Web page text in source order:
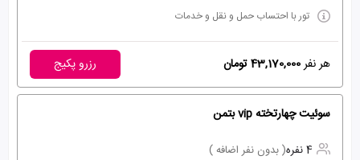
تور با احتساب حمل و نقل و خدمات
هر نفر43,170,000 تومان رزرو پکیج
سوئیت چهارتخته vip بتمن
4 نفره
( بدون نفر اضافه )